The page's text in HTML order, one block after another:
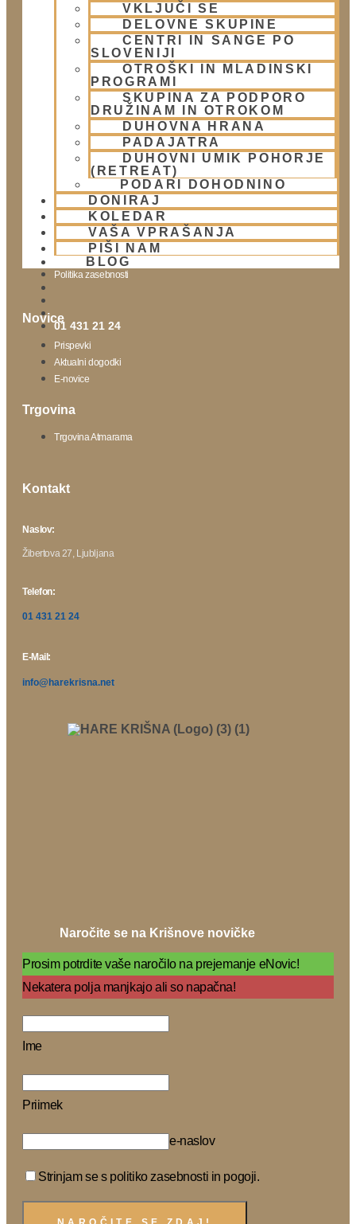
VKLJUČI SE
DELOVNE SKUPINE
CENTRI IN SANGE PO
SLOVENIJI
OTROŠKI IN MLADINSKI
PROGRAMI
SKUPINA ZA PODPORO
DRUŽINAM IN OTROKOM
DUHOVNA HRANA
PADAJATRA
DUHOVNI UMIK POHORJE
(RETREAT)
PODARI DOHODNINO
DONIRAJ
KOLEDAR
VAŠA VPRAŠANJA
PIŠI NAM
BLOG
01 431 21 24
Klikni gumb spodaj.
Doniraj
Obišči nas
Lokacija
Urnik templja
Nedeljsko srečanje
Parkiranje
Politika zasebnosti
Novice
Prispevki
Aktualni dogodki
E-novice
Trgovina
Trgovina Atmarama
Kontakt
Naslov:
Žibertova 27, Ljubljana
Telefon:
01 431 21 24
E-Mail:
info@harekrisna.net
Naročite se na Krišnove novičke
Prosim potrdite vaše naročilo na prejemanje eNovic!
Nekatera polja manjkajo ali so napačna!
Ime
Priimek
e-naslov
Strinjam se s politiko zasebnosti in pogoji.